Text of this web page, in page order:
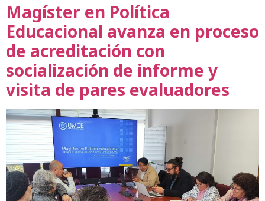
Magíster en Política
Educacional avanza en proceso
de acreditación con
socialización de informe y
visita de pares evaluadores